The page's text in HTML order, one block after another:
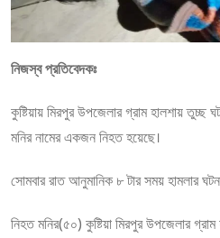
নিজস্ব প্রতিবেদকঃ
কুষ্টিয়ায় মিরপুর উপজেলার গ্রাম হালশায় তুচ্ছ
মনির নামের একজন নিহত হয়েছে।
সোমবার রাত আনুমানিক ৮ টার সময় হামলার
নিহত মনির(৫০) কুষ্টিয়া মিরপুর উপজেলার